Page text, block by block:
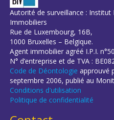
Autorité de surveillance :
Immobiliers
Rue de Luxembourg, 16B,
1000 Bruxelles – Belgique.
Agent immobilier agréé I.P.I.
N° d’entreprise et de TVA :
Code de Déontologie approuvé
septembre 2006, publié au
Conditions d'utilisation
Politique de confidentialité